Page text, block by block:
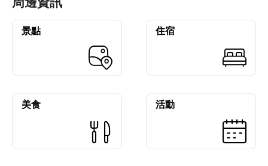
景點 住宿
美食 活動